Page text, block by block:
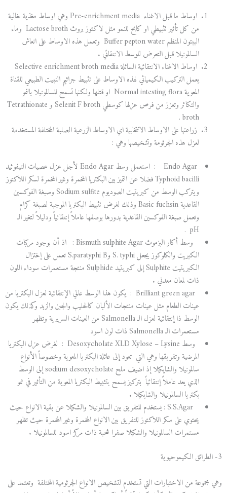
اوساط ما قبل الاغناء Pre-enrichment media وهي اوساط مغذية خالية
من كل تأثير تثبيطي او كابح للنمو مثل لاكتوز بروث Lactose broth وماء
الببتون المنظم Buffer pepton water وتعمل هذه الاوساط على انعاش
السالمونيلا قبل التعرض للوسط الانتقائي .
اوساط الاغناء الانتقائية السائلة Selective enrichment broth media
يعمل التركيب الكيميائي لهذه الاوساط على تثبيط جراثيم النبيت الطبيعي للقناة
المعوية Normal intesting flora او قتلها ولكنها تسمح للسالمونيلا بالنمو
والتكاثر وتعزز من فرص عزلها كوسطي Selenit F broth و Tetrathionate
broth .
زراعتها على الاوساط الانتخابية اي الاوساط الزرعية الصلبة المختلفة المستخدمة
لعزل هذه الجرثومة وتشخيصها وهي :
Endo Agar : استعمل وسط Endo Agar لأجل عزل عصيات التيفوئيد
Typhoid bacilli فضلا عن التميز بين البكتريا المخمرة وغير المخمرة لسكر اللاكتوز
ويتركب الوسط من كبريتيت الصوديوم Sodium sulfite وصبغة الفوكسين
القاعدية Basic fuchsin وذلك لغرض تثبيط البكتريا الموجبة لصبغة كرام
وتعمل صبغة الفوكسين القاعدية بدورها بوصفها عاملاً إنتقائياً ودليلاً لتغير الـ
pH .
وسط أكار البزموث Bismuth sulphite Agar : اذ أن بوجود مركبات
الكبريت والكلوكوز يجعل S. typhi وS.paratyphi B تعمل على إختزال
الكبريتيت Sulphite إلى كبريتيد Sulphide منتجة مستعمرات سوداء اللون
ذات لمعان معدني .
Brilliant green agar : يكون هذا الوسط عالي الإنتقائية لعزل البكتريا من
عينات الطعام مثل عينات منتجات الألبان كالحليب والجبن والزبد وكذلك يكون
الوسط ذا إنتقائية لعزل الـ Salmonella من العينات السريرية وتظهر
مستعمرات الـ Salmonella ذات لون اسود
وسط Desoxycholate XLD Xylose – Lysine : لغرض عزل البكتريا
المرضية وتفريقها وهي التي تعود إلى عائلة البكتريا المعوية وخصوصاً الأنواع
سالمونيلا والشايكيلا إذ اضيف ملح sodium desoxycholate إلى الوسط
الذي يعد عاملاً إنتقائياً بتركيز يسمح بتثبيط البكتريا المعوية من التأثير في نمو
بكتريا السالمونيلا والشايكيلا .
S.S.Agar : يستخدم للتفريق بين السالمونيلا والشكيلا عن بقية الانواع حيث
يحتوي على سكر اللاكتوز للتفريق بين الانواع المخمرة وغير المخمرة حيث تظهر
مستمرات السالمونيلا والشكيلا صفرا شحبة ذات مركز اسود للسالمونيلا .
3- الطرائق الكيموحيوية
وهي مجموعة من الاختبارات التي تستخدم لتشخيص الانواع الجرثومية المختلفة وتعتمد على